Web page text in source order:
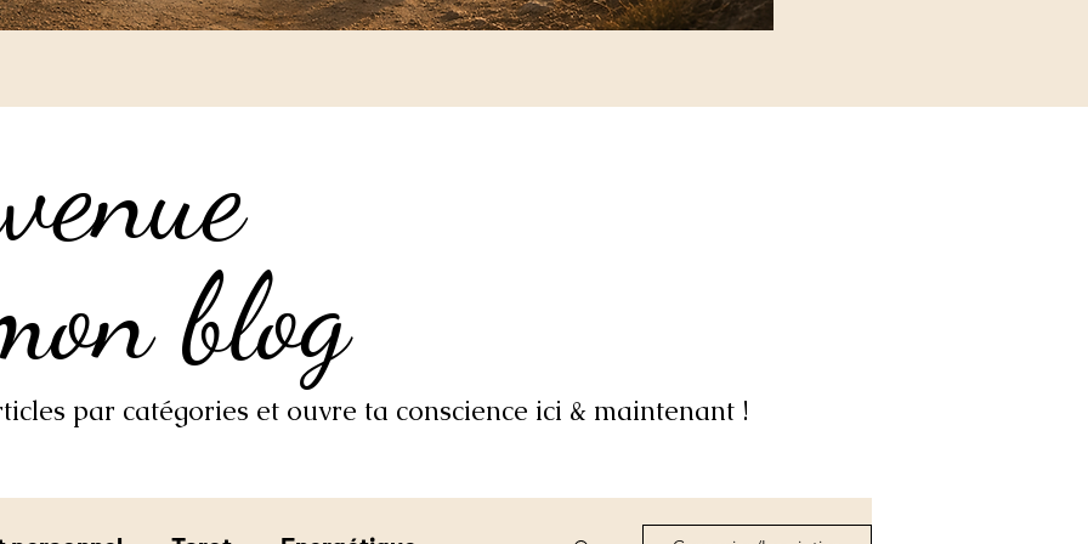
blog
blog
par catégories et ouvre ta conscience ici & maintenant !